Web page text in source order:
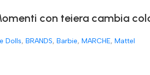
con teiera cambia
Dolls, BRANDS, Barbie, MARCHE, Mattel